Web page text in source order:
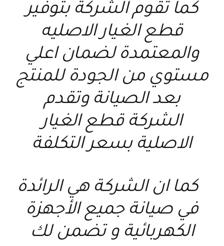
كما تقوم الشركة بتوفير
قطع الغيار الاصليه
والمعتمدة لضمان اعلي
مستوي من الجودة للمنتج
بعد الصيانة وتقدم
الشركة قطع الغيار
الاصلية بسعر التكلفة
كما ان الشركة هي الرائدة
في صيانة جميع الأجهزة
الكهربائية و تضمن لك